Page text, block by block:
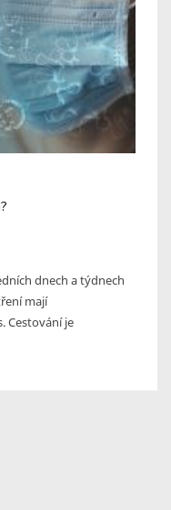
dnech a týdnech
mají
Cestování je